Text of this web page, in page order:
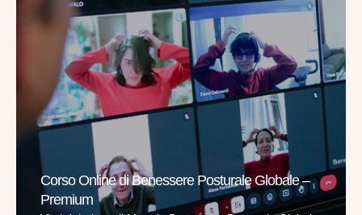
Corso Online di Benessere Posturale Globale –
Premium